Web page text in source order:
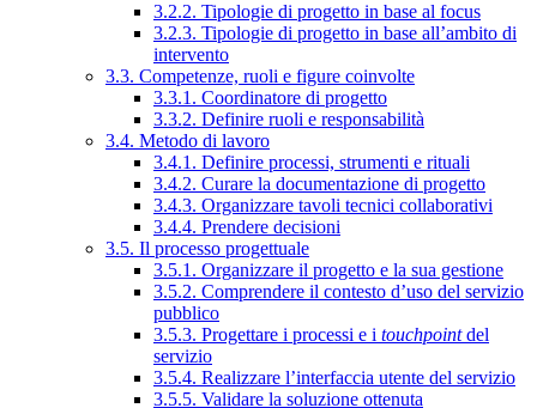
3.2.2. Tipologie di progetto in base al focus
3.2.3. Tipologie di progetto in base all’ambito di
intervento
3.3. Competenze, ruoli e figure coinvolte
3.3.1. Coordinatore di progetto
3.3.2. Definire ruoli e responsabilità
3.4. Metodo di lavoro
3.4.1. Definire processi, strumenti e rituali
3.4.2. Curare la documentazione di progetto
3.4.3. Organizzare tavoli tecnici collaborativi
3.4.4. Prendere decisioni
3.5. Il processo progettuale
3.5.1. Organizzare il progetto e la sua gestione
3.5.2. Comprendere il contesto d’uso del servizio
pubblico
3.5.3. Progettare i processi e i touchpointdel
servizio
3.5.4. Realizzare l’interfaccia utente del servizio
3.5.5. Validare la soluzione ottenuta